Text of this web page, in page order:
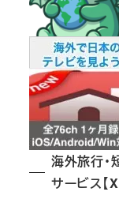
海外旅行・
サービス【